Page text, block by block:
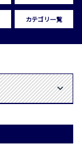
カテゴリ一覧